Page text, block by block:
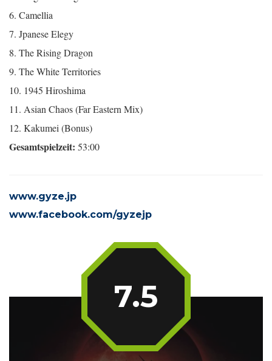
6. Camellia
7. Jpanese Elegy
8. The Rising Dragon
9. The White Territories
10. 1945 Hiroshima
11. Asian Chaos (Far Eastern Mix)
12. Kakumei (Bonus)
Gesamtspielzeit: 53:00
www.gyze.jp
www.facebook.com/gyzejp
7.5